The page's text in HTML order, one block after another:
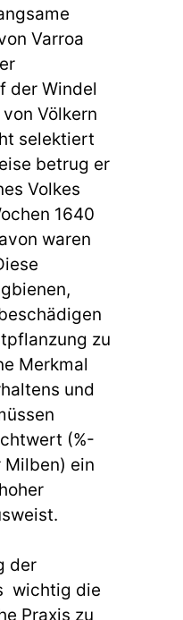
Varroa
der Windel
Völkern
selektiert
betrug er
Volkes
1640
waren
zu
Merkmal
und
(%-
ein
der
wichtig die
Praxis zu